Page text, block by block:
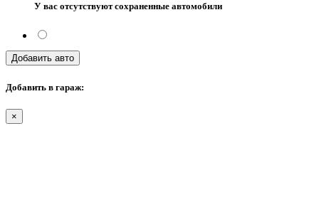
У вас отсутствуют сохраненные автомобили
Добавить авто
Добавить в гараж:
×